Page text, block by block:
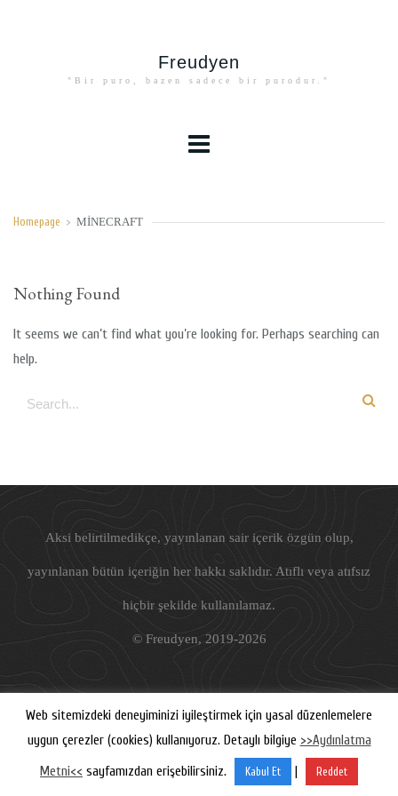
Freudyen
"Bir puro, bazen sadece bir purodur."
Homepage > MINECRAFT
Nothing Found
It seems we can’t find what you’re looking for. Perhaps searching can
help.
Aksi belirtilmedikçe, yayınlanan sair içerik özgün olup,
yayınlanan bütün içeriğin her hakkı saklıdır. Atıflı veya atıfsız
hiçbir şekilde kullanılamaz.
© Freudyen, 2019-2026
Web sitemizdeki deneyiminizi iyileştirmek için yasal düzenlemelere
uygun çerezler (cookies) kullanıyoruz. Detaylı bilgiye >>Aydınlatma
Metni<< sayfamızdan erişebilirsiniz. Kabul Et Reddet